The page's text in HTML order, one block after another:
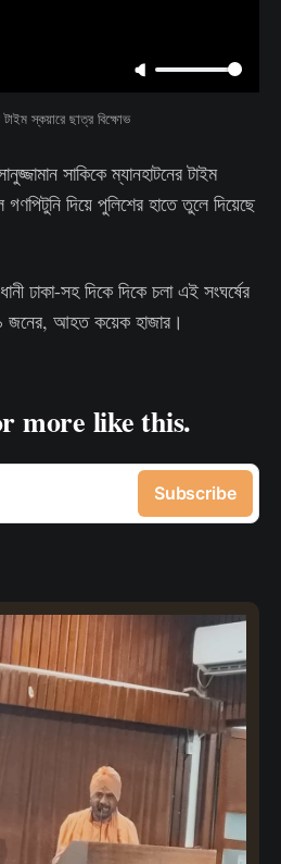
টাইম স্কয়ারে ছাত্র বিক্ষোভ
সাকিকে ম্যানহাটনের টাইম
দিয়ে পুলিশের হাতে তুলে দিয়েছে
ঢাকা-সহ দিকে দিকে চলা এই সংঘর্ষের
জনের, আহত কয়েক হাজার।
more like this.
Subscribe